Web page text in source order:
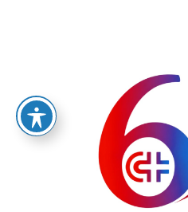
LABORATÓRIO
GOVERNADOR MIGUEL ARRAES -